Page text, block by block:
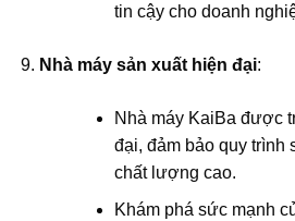
tin cậy cho doanh
Nhà máy sản xuất hiện đại:
Nhà máy KaiBa được
đại, đảm bảo quy trình
chất lượng cao.
Khám phá sức mạnh